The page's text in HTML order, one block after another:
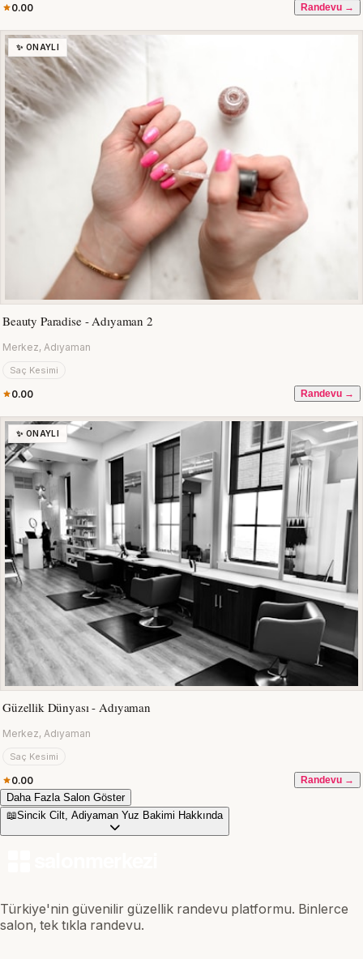
0.00 Randevu →
✨ ONAYLI
Beauty Paradise - Adıyaman 2
Merkez, Adıyaman
Saç Kesimi
0.00 Randevu →
✨ ONAYLI
Güzellik Dünyası - Adıyaman
Merkez, Adıyaman
Saç Kesimi
0.00 Randevu →
Daha Fazla Salon Göster
📖Sincik Cilt, Adiyaman Yuz Bakimi Hakkında
Türkiye'nin güvenilir güzellik randevu platformu. Binlerce
salon, tek tıkla randevu.